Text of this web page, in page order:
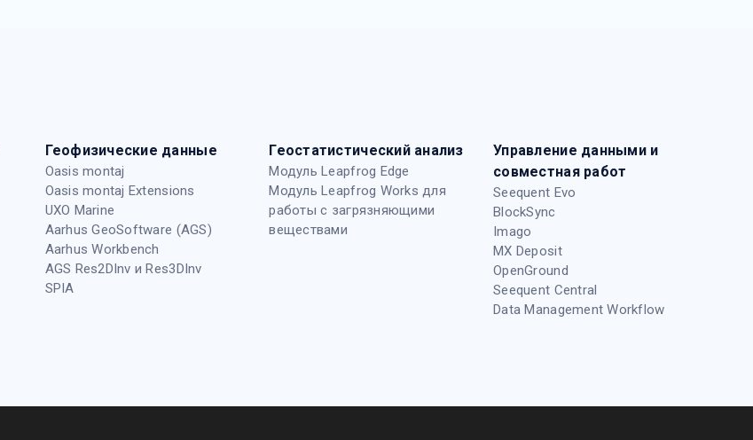
Геофизические данные
Oasis montaj
Oasis montaj Extensions
UXO Marine
Aarhus GeoSoftware (AGS)
Aarhus Workbench
AGS Res2DInv и Res3DInv
SPIA
Геостатистический анализ
Модуль Leapfrog Edge
Модуль Leapfrog Works для
работы с загрязняющими
веществами
Управление данными и
совместная работ
Seequent Evo
BlockSync
Imago
MX Deposit
OpenGround
Seequent Central
Data Management Workflow